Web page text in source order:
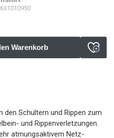
Warenkorb
Schultern und Rippen zum
und Rippenverletzungen.
atmungsaktivem Netz-